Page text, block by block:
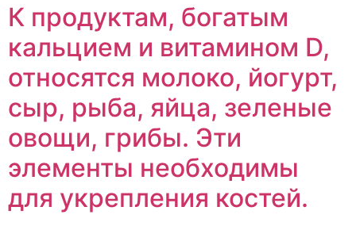
К продуктам, богатым
кальцием и витамином D,
относятся молоко, йогурт,
сыр, рыба, яйца, зеленые
овощи, грибы. Эти
элементы необходимы
для укрепления костей.